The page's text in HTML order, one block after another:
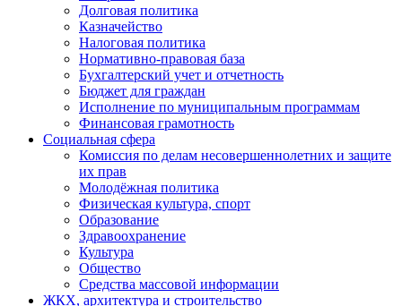
Долговая политика
Казначейство
Налоговая политика
Нормативно-правовая база
Бухгалтерский учет и отчетность
Бюджет для граждан
Исполнение по муниципальным программам
Финансовая грамотность
Социальная сфера
Комиссия по делам несовершеннолетних и защите
их прав
Молодёжная политика
Физическая культура, спорт
Образование
Здравоохранение
Культура
Общество
Средства массовой информации
ЖКХ, архитектура и строительство